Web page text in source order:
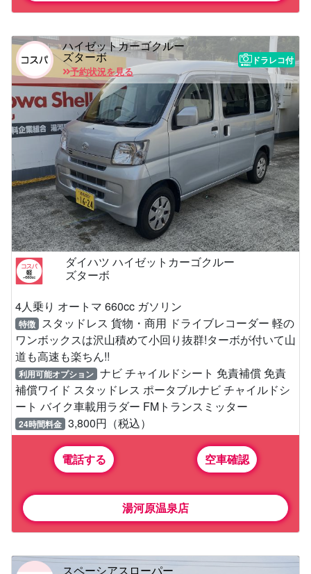
ハイゼットカーゴクルー
ズターボ
予約状況を見る
ドラレコ付
ダイハツ ハイゼットカーゴクルー
ズターボ
4人乗り オートマ 660cc ガソリン
特徴 スタッドレス 貨物・商用 ドライブレコーダー 軽の
ワンボックスは沢山積めて小回り抜群!ターボが付いて山
道も高速も楽ちん!!
利用可能オプション ナビ チャイルドシート 免責補償 免責
補償ワイド スタッドレス ポータブルナビ チャイルドシ
ート バイク車載用ラダー FMトランスミッター
24時間料金 3,800円（税込）
電話する 空車確認
湯河原温泉店
スペーシアスローパー